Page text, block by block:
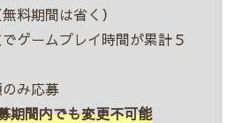
料期間は省く）
ゲームプレイ時間が累計５
み応募
期間内でも変更不可能